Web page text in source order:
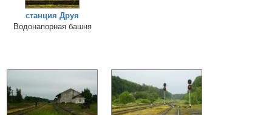
станция Друя
Водонапорная башня